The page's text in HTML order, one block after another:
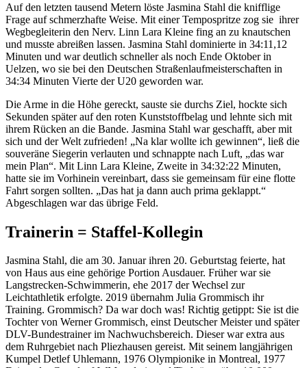
Auf den letzten tausend Metern löste Jasmina Stahl die knifflige
Frage auf schmerzhafte Weise. Mit einer Tempospritze zog sie ihrer
Wegbegleiterin den Nerv. Linn Lara Kleine fing an zu knautschen
und musste abreißen lassen. Jasmina Stahl dominierte in 34:11,12
Minuten und war deutlich schneller als noch Ende Oktober in
Uelzen, wo sie bei den Deutschen Straßenlaufmeisterschaften in
34:34 Minuten Vierte der U20 geworden war.
Die Arme in die Höhe gereckt, sauste sie durchs Ziel, hockte sich
Sekunden später auf den roten Kunststoffbelag und lehnte sich mit
ihrem Rücken an die Bande. Jasmina Stahl war geschafft, aber mit
sich und der Welt zufrieden! „Na klar wollte ich gewinnen“, ließ die
souveräne Siegerin verlauten und schnappte nach Luft, „das war
mein Plan“. Mit Linn Lara Kleine, Zweite in 34:32:22 Minuten,
hatte sie im Vorhinein vereinbart, dass sie gemeinsam für eine flotte
Fahrt sorgen sollten. „Das hat ja dann auch prima geklappt.“
Abgeschlagen war das übrige Feld.
Trainerin = Staffel-Kollegin
Jasmina Stahl, die am 30. Januar ihren 20. Geburtstag feierte, hat
von Haus aus eine gehörige Portion Ausdauer. Früher war sie
Langstrecken-Schwimmerin, ehe 2017 der Wechsel zur
Leichtathletik erfolgte. 2019 übernahm Julia Grommisch ihr
Training. Grommisch? Da war doch was! Richtig getippt: Sie ist die
Tochter von Werner Grommisch, einst Deutscher Meister und später
DLV-Bundestrainer im Nachwuchsbereich. Dieser war extra aus
dem Ruhrgebiet nach Pliezhausen gereist. Mit seinem langjährigen
Kumpel Detlef Uhlemann, 1976 Olympionike in Montreal, 1977